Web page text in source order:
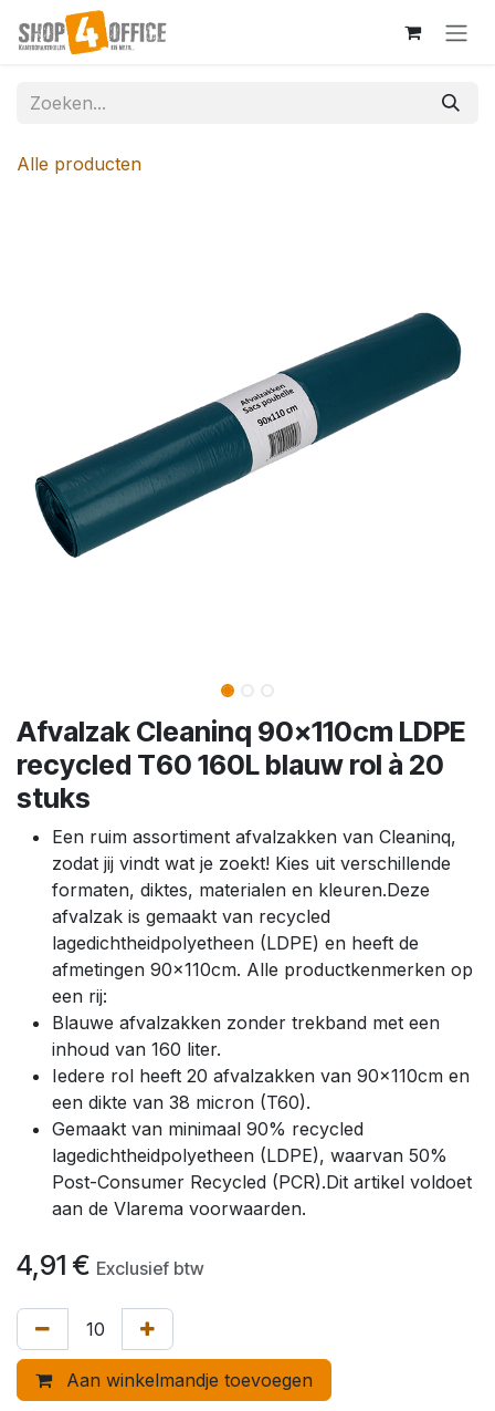
Overslaan naar inhoud
Alle producten
Afvalzak Cleaninq 90x110cm LDPE
recycled T60 160L blauw rol à 20
stuks
Een ruim assortiment afvalzakken van Cleaninq,
zodat jij vindt wat je zoekt! Kies uit verschillende
formaten, diktes, materialen en kleuren.Deze
afvalzak is gemaakt van recycled
lagedichtheidpolyetheen (LDPE) en heeft de
afmetingen 90x110cm. Alle productkenmerken op
een rij:
Blauwe afvalzakken zonder trekband met een
inhoud van 160 liter.
Iedere rol heeft 20 afvalzakken van 90x110cm en
een dikte van 38 micron (T60).
Gemaakt van minimaal 90% recycled
lagedichtheidpolyetheen (LDPE), waarvan 50%
Post-Consumer Recycled (PCR).Dit artikel voldoet
aan de Vlarema voorwaarden.
4,91 € Exclusief btw
Aan winkelmandje toevoegen